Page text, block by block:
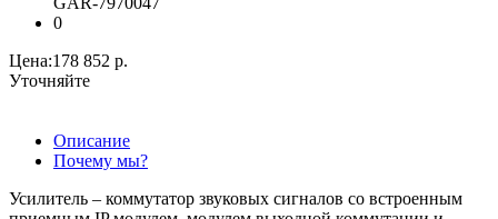
0
Цена:178 852 р.
Уточняйте
Описание
Почему мы?
Усилитель – коммутатор звуковых сигналов со встроенным